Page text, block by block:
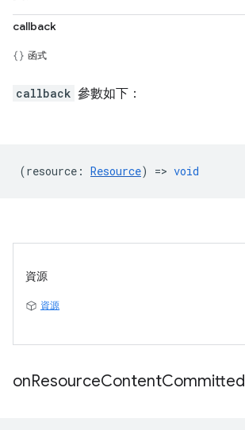
callback
函式
callback 參數如下：
(resource : Resource) => void
資源
資源
onResourceContentCommitted